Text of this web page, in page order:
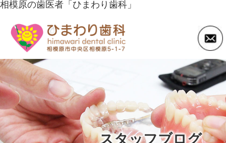
相模原の歯医者「ひまわり歯科」
スタッフブログ